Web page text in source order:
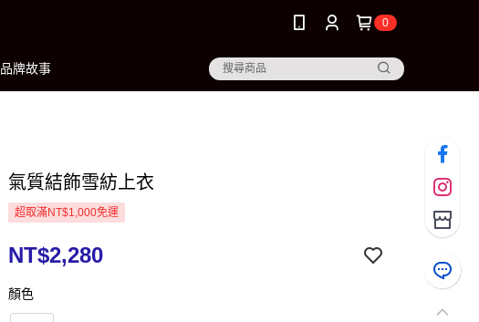
0
品牌故事
氣質結飾雪紡上衣
超取滿NT$1,000免運
NT$2,280
顏色